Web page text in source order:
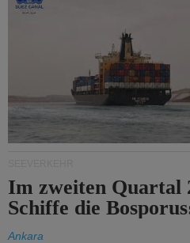
Im zweiten Quartal
Schiffe die
Ankara